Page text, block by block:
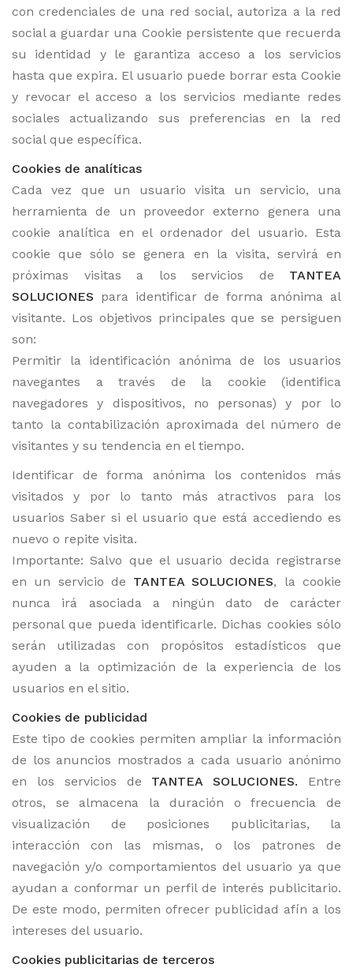
con credenciales de una red social, autoriza a la red
social a guardar una Cookie persistente que recuerda
su identidad y le garantiza acceso a los servicios
hasta que expira. El usuario puede borrar esta Cookie
y revocar el acceso a los servicios mediante redes
sociales actualizando sus preferencias en la red
social que específica.
Cookies de analíticas
Cada vez que un usuario visita un servicio, una
herramienta de un proveedor externo genera una
cookie analítica en el ordenador del usuario. Esta
cookie que sólo se genera en la visita, servirá en
próximas visitas a los servicios de TANTEA
SOLUCIONES para identificar de forma anónima al
visitante. Los objetivos principales que se persiguen
son:
Permitir la identificación anónima de los usuarios
navegantes a través de la cookie (identifica
navegadores y dispositivos, no personas) y por lo
tanto la contabilización aproximada del número de
visitantes y su tendencia en el tiempo.
Identificar de forma anónima los contenidos más
visitados y por lo tanto más atractivos para los
usuarios Saber si el usuario que está accediendo es
nuevo o repite visita.
Importante: Salvo que el usuario decida registrarse
en un servicio de TANTEA SOLUCIONES, la cookie
nunca irá asociada a ningún dato de carácter
personal que pueda identificarle. Dichas cookies sólo
serán utilizadas con propósitos estadísticos que
ayuden a la optimización de la experiencia de los
usuarios en el sitio.
Cookies de publicidad
Este tipo de cookies permiten ampliar la información
de los anuncios mostrados a cada usuario anónimo
en los servicios de TANTEA SOLUCIONES. Entre
otros, se almacena la duración o frecuencia de
visualización de posiciones publicitarias, la
interacción con las mismas, o los patrones de
navegación y/o comportamientos del usuario ya que
ayudan a conformar un perfil de interés publicitario.
De este modo, permiten ofrecer publicidad afín a los
intereses del usuario.
Cookies publicitarias de terceros